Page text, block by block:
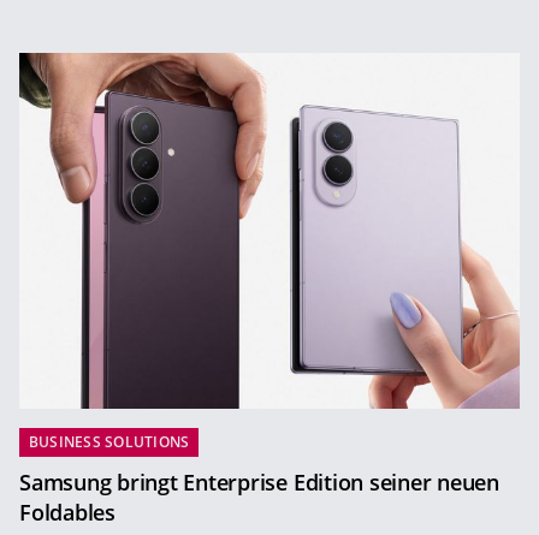
BUSINESS SOLUTIONS
Samsung bringt Enterprise Edition seiner neuen
Foldables